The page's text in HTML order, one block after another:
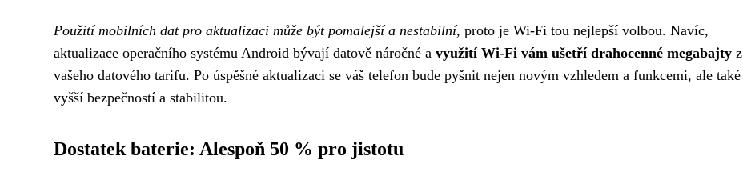
Použití mobilních dat pro aktualizaci může být pomalejší a nestabilní, proto je Wi-Fi tou nejlepší volbou. Navíc,
aktualizace operačního systému Android bývají datově náročné a využití Wi-Fi vám ušetří drahocenné megabajty z
vašeho datového tarifu. Po úspěšné aktualizaci se váš telefon bude pyšnit nejen novým vzhledem a funkcemi, ale také
vyšší bezpečností a stabilitou.
Dostatek baterie: Alespoň 50 % pro jistotu